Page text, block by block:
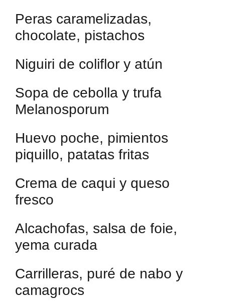
Peras caramelizadas,
chocolate, pistachos
Niguiri de coliflor y atún
Sopa de cebolla y trufa
Melanosporum
Huevo poche, pimientos
piquillo, patatas fritas
Crema de caqui y queso
fresco
Alcachofas, salsa de foie,
yema curada
Carrilleras, puré de nabo y
camagrocs